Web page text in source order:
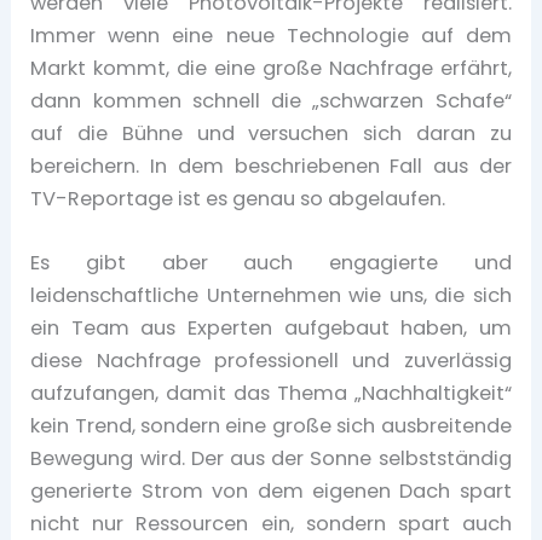
Immer wenn eine neue Technologie auf dem
Markt kommt, die eine große Nachfrage erfährt,
dann kommen schnell die „schwarzen Schafe“
auf die Bühne und versuchen sich daran zu
bereichern. In dem beschriebenen Fall aus der
TV-Reportage ist es genau so abgelaufen.
Es gibt aber auch engagierte und
leidenschaftliche Unternehmen wie uns, die sich
ein Team aus Experten aufgebaut haben, um
diese Nachfrage professionell und zuverlässig
aufzufangen, damit das Thema „Nachhaltigkeit“
kein Trend, sondern eine große sich ausbreitende
Bewegung wird. Der aus der Sonne selbstständig
generierte Strom von dem eigenen Dach spart
nicht nur Ressourcen ein, sondern spart auch